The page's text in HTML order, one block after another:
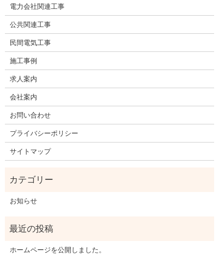
電力会社関連工事
公共関連工事
民間電気工事
施工事例
求人案内
会社案内
お問い合わせ
プライバシーポリシー
サイトマップ
お知らせ
ホームページを公開しました。